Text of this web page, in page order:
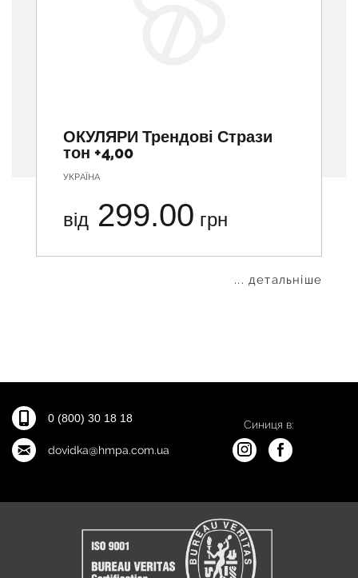
ОКУЛЯРИ Трендові Стрази
тон +4,00
УКРАЇНА
від 299.00 грн
... детальніше
0 (800) 30 18 18
dovidka@hmpa.com.ua
Синиця в: